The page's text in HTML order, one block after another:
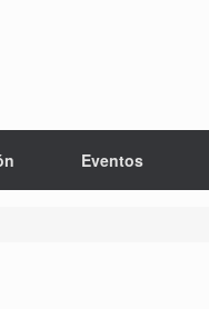
Eventos